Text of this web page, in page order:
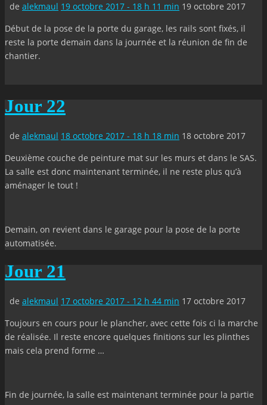
de alekmaul 19 octobre 2017 - 18 h 11 min 19 octobre 2017
Début de la pose de la porte du garage, les rails sont fixés, il
reste la porte demain dans la journée et la réunion de fin de
chantier.
Jour 22
de alekmaul 18 octobre 2017 - 18 h 18 min 18 octobre 2017
Deuxième couche de peinture mat sur les murs et dans le SAS.
La salle est donc maintenant terminée, il ne reste plus qu’à
aménager le tout !
Demain, on revient dans le garage pour la pose de la porte
automatisée.
Jour 21
de alekmaul 17 octobre 2017 - 12 h 44 min 17 octobre 2017
Toujours en cours pour le plancher, avec cette fois ci la marche
de réalisée. Il reste encore quelques finitions sur les plinthes
mais cela prend forme …
Fin de journée, la salle est maintenant terminée pour la partie